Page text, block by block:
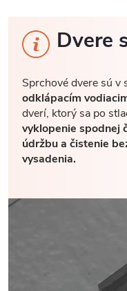
Dvere
Sprchové dvere sú v
odklápacím
dverí, ktorý sa po
vyklopenie spodnej
údržbu a čistenie
vysadenia.